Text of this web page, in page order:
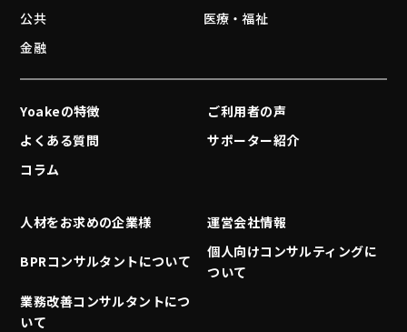
公共
医療・福祉
金融
Yoakeの特徴
ご利用者の声
よくある質問
サポーター紹介
コラム
人材をお求めの企業様 運営会社情報
BPRコンサルタントについて
個人向けコンサルティングに
ついて
業務改善コンサルタントにつ
いて